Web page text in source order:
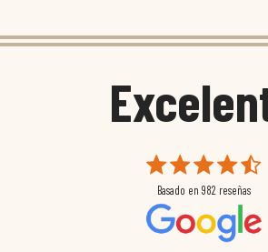
Basado en 982 reseñas